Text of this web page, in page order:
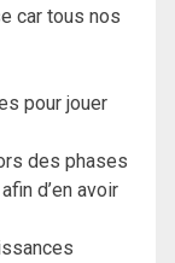
car tous nos
pour jouer
des phases
d’en avoir